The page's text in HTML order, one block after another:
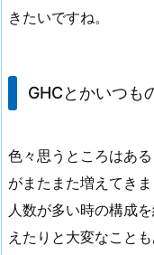
きたいですね。
GHCとかいつも
色々思うところはあ
がまたまた増えてきま
人数が多い時の構成
えたりと大変なこと